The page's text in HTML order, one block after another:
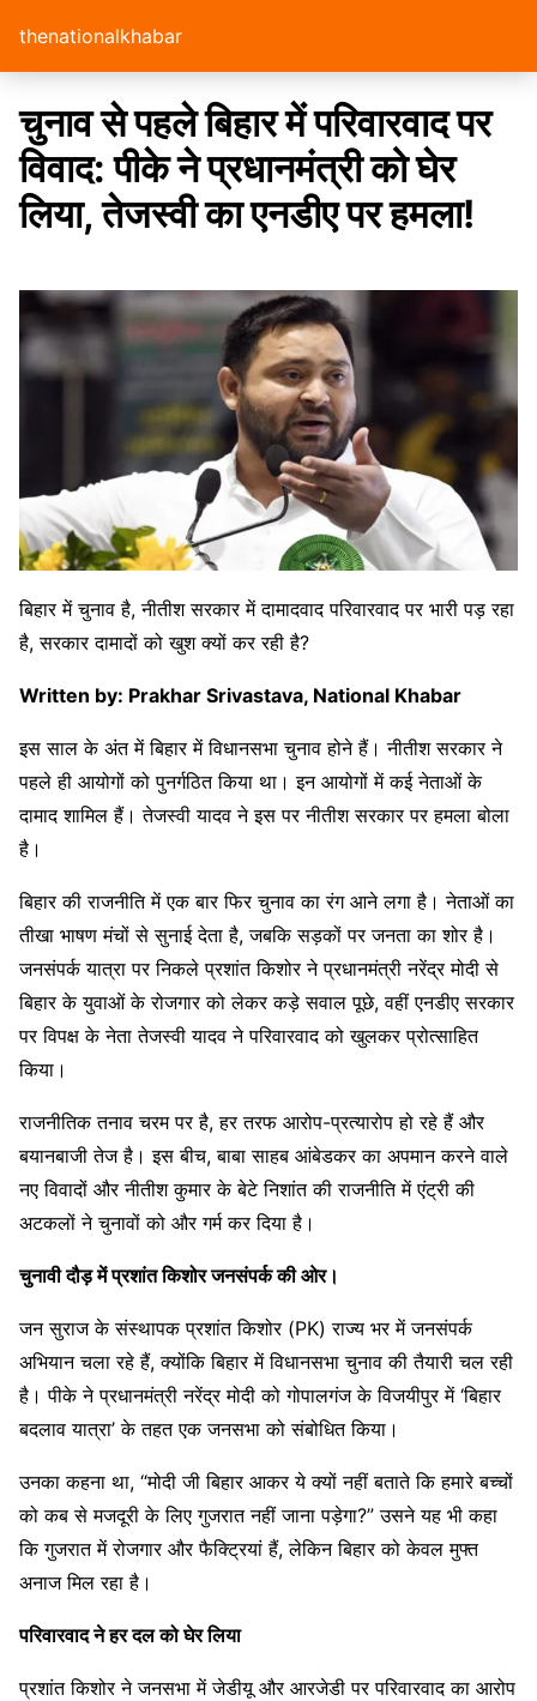
thenationalkhabar
चुनाव से पहले बिहार में परिवारवाद पर
विवाद: पीके ने प्रधानमंत्री को घेर
लिया, तेजस्वी का एनडीए पर हमला!
बिहार में चुनाव है, नीतीश सरकार में दामादवाद परिवारवाद पर भारी पड़ रहा
है, सरकार दामादों को खुश क्यों कर रही है?
Written by: Prakhar Srivastava, National Khabar
इस साल के अंत में बिहार में विधानसभा चुनाव होने हैं। नीतीश सरकार ने
पहले ही आयोगों को पुनर्गठित किया था। इन आयोगों में कई नेताओं के
दामाद शामिल हैं। तेजस्वी यादव ने इस पर नीतीश सरकार पर हमला बोला
है।
बिहार की राजनीति में एक बार फिर चुनाव का रंग आने लगा है। नेताओं का
तीखा भाषण मंचों से सुनाई देता है, जबकि सड़कों पर जनता का शोर है।
जनसंपर्क यात्रा पर निकले प्रशांत किशोर ने प्रधानमंत्री नरेंद्र मोदी से
बिहार के युवाओं के रोजगार को लेकर कड़े सवाल पूछे, वहीं एनडीए सरकार
पर विपक्ष के नेता तेजस्वी यादव ने परिवारवाद को खुलकर प्रोत्साहित
किया।
राजनीतिक तनाव चरम पर है, हर तरफ आरोप-प्रत्यारोप हो रहे हैं और
बयानबाजी तेज है। इस बीच, बाबा साहब आंबेडकर का अपमान करने वाले
नए विवादों और नीतीश कुमार के बेटे निशांत की राजनीति में एंट्री की
अटकलों ने चुनावों को और गर्म कर दिया है।
चुनावी दौड़ में प्रशांत किशोर जनसंपर्क की ओर।
जन सुराज के संस्थापक प्रशांत किशोर (PK) राज्य भर में जनसंपर्क
अभियान चला रहे हैं, क्योंकि बिहार में विधानसभा चुनाव की तैयारी चल रही
है। पीके ने प्रधानमंत्री नरेंद्र मोदी को गोपालगंज के विजयीपुर में ‘बिहार
बदलाव यात्रा’ के तहत एक जनसभा को संबोधित किया।
उनका कहना था, “मोदी जी बिहार आकर ये क्यों नहीं बताते कि हमारे बच्चों
को कब से मजदूरी के लिए गुजरात नहीं जाना पड़ेगा?” उसने यह भी कहा
कि गुजरात में रोजगार और फैक्ट्रियां हैं, लेकिन बिहार को केवल मुफ्त
अनाज मिल रहा है।
परिवारवाद ने हर दल को घेर लिया
प्रशांत किशोर ने जनसभा में जेडीयू और आरजेडी पर परिवारवाद का आरोप